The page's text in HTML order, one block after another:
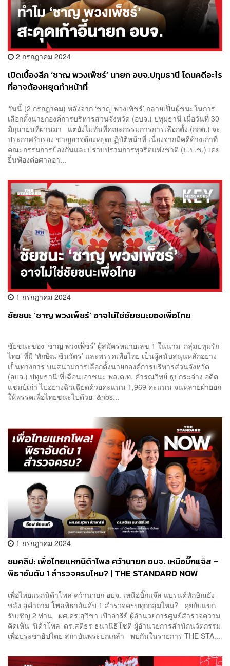
2 กรกฎาคม 2024
เปิดเบื้องลึก ‘ชาญ พวงเพ็ชร์’ นายก อบจ.ปทุมธานี โดนคดีอะไร
ที่อาจต้องหยุดทำหน้าที่
วันนี้ (2 กรกฎาคม) หลังจาก ‘ชาญ พวงเพ็ชร์’ กลายเป็นผู้ชนะในการ
เลือกตั้งนายกองค์การบริหารส่วนจังหวัด (อบจ.) ปทุมธานี เมื่อวันที่ 30
มิถุนายนที่ผ่านมา แต่ยังไม่ทันที่คณะกรรมการการเลือกตั้ง (กกต.) จะ
ประกาศรับรอง ชาญอาจต้องหยุดปฏิบัติหน้าที่ เนื่องจากมีคดีค้างเก่าที่
คณะกรรมการป้องกันและปราบปรามการทุจริตแห่งชาติ (ป.ป.ช.) เคย
ยื่นฟ้องต่อศาลอา...
1 กรกฎาคม 2024
ชัยชนะ ‘ชาญ พวงเพ็ชร์’ อาจไม่ใช่ชัยชนะของเพื่อไทย
ชัยชนะของ ‘ชาญ พวงเพ็ชร์’ ผู้สมัครหมายเลข 1 ในนาม ‘กลุ่มปทุมรัก
ไทย’ ที่มี ‘ทักษิณ ชินวัตร’ และพรรคเพื่อไทย เป็นผู้สนับสนุนหลักอย่าง
เป็นทางการ บนสนามการเลือกตั้งนายกองค์การบริหารส่วนจังหวัด
(อบจ.) ปทุมธานี ที่เฉือนเอาชนะ พล.ต.ท. คำรณวิทย์ ธูปกระจ่าง อดีต
แชมป์เก่า ไปอย่างฉิวเฉียดด้วยคะแนน 1,969 คะแนน จนหลายฝ่ายยก
ให้พรรคเพื่อไทยชนะไปด้วย &nbs...
1 กรกฎาคม 2024
ชมคลิป: เพื่อไทยแหกนิด้าโพล คว้านายก อบจ. เหนือบิ๊กแจ๊ส –
พิธาอันดับ 1 สำรวจครบไหม? | THE STANDARD NOW
เพื่อไทยแหกนิด้าโพล คว้านายก อบจ. เหนือบิ๊กแจ๊ส แบรนด์ทักษิณยัง
ขลัง สู่คำถาม โพลพิธาอันดับ 1 สำรวจครบทุกกลุ่มไหม? คุยกับแขก
รับเชิญ 2 ท่าน ผศ.ดร.สุวิชา เป้าอารีย์ ผู้อำนวยการศูนย์สำรวจความ
คิดเห็น ‘นิด้าโพล’ ดร.สติธร ธนานิธิโชติ ผู้อำนวยการสำนักนวัตกรรม
เพื่อประชาธิปไตย สถาบันพระปกเกล้า พบกันในรายการ THE STA...